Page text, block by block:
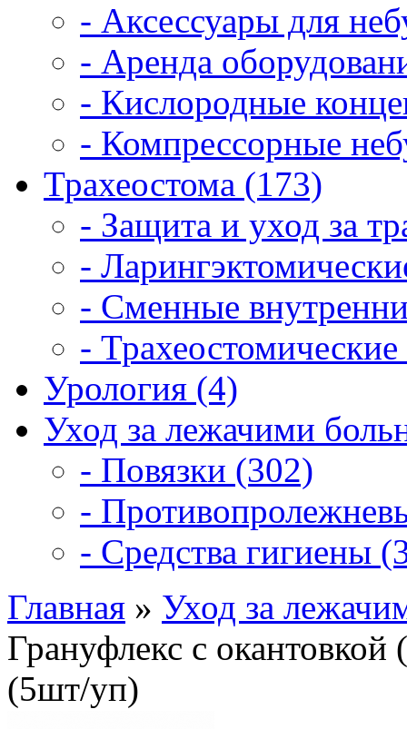
- Аксессуары для
- Аренда
- Кислородные
- Компрессорные
Трахеостома (173)
- Защита и уход за
-
- Сменные
-
Урология (4)
Уход за лежачими
- Повязки (302)
-
- Средства гигиены
Главная » Уход за
Грануфлекс с
(5шт/уп)